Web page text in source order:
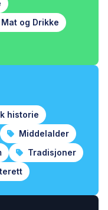
Mat og Drikke
historie
Middelalder
Tradisjoner